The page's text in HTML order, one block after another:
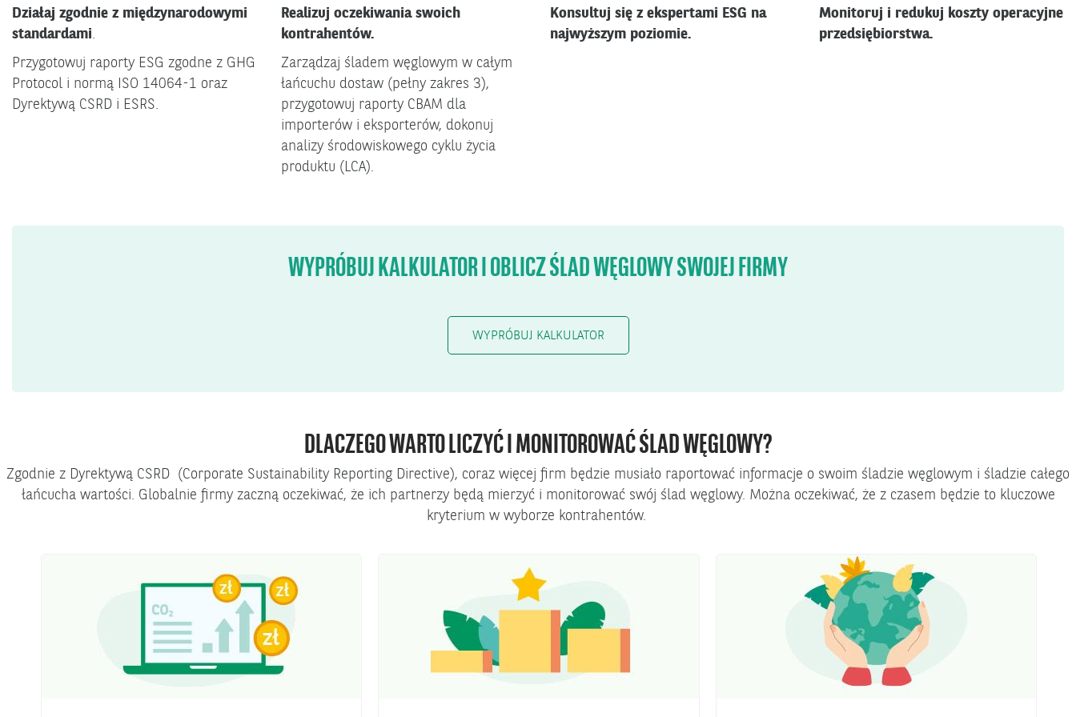
Działaj zgodnie z międzynarodowymi
standardami.
Przygotowuj raporty ESG zgodne z GHG
Protocol i normą ISO 14064-1 oraz
Dyrektywą CSRD i ESRS.
Realizuj oczekiwania swoich
kontrahentów.
Zarządzaj śladem węglowym w całym
łańcuchu dostaw (pełny zakres 3),
przygotowuj raporty CBAM dla
importerów i eksporterów, dokonuj
analizy środowiskowego cyklu życia
produktu (LCA).
Konsultuj się z ekspertami ESG na
najwyższym poziomie.
Monitoruj i redukuj koszty operacyjne
przedsiębiorstwa.
WYPRÓBUJ KALKULATOR I OBLICZ ŚLAD WĘGLOWY SWOJEJ FIRMY
WYPRÓBUJ KALKULATOR
DLACZEGO WARTO LICZYĆ I MONITOROWAĆ ŚLAD WĘGLOWY?
Zgodnie z Dyrektywą CSRD (Corporate Sustainability Reporting Directive), coraz więcej firm będzie musiało raportować informacje o swoim śladzie węglowym i śladzie całego
łańcucha wartości. Globalnie firmy zaczną oczekiwać, że ich partnerzy będą mierzyć i monitorować swój ślad węglowy. Można oczekiwać, że z czasem będzie to kluczowe
kryterium w wyborze kontrahentów.